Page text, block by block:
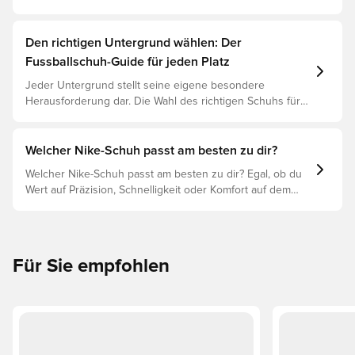
Den richtigen Untergrund wählen: Der
Fussballschuh-Guide für jeden Platz
Jeder Untergrund stellt seine eigene besondere
Herausforderung dar. Die Wahl des richtigen Schuhs für
Langlebigkeit des Schuhs. Lies weiter, um
verschiedenen Untergründe sind.
Welcher Nike-Schuh passt am besten zu dir?
Welcher Nike-Schuh passt am besten zu dir? Egal, ob du
Wert auf Präzision, Schnelligkeit oder Komfort auf dem
Für Sie empfohlen